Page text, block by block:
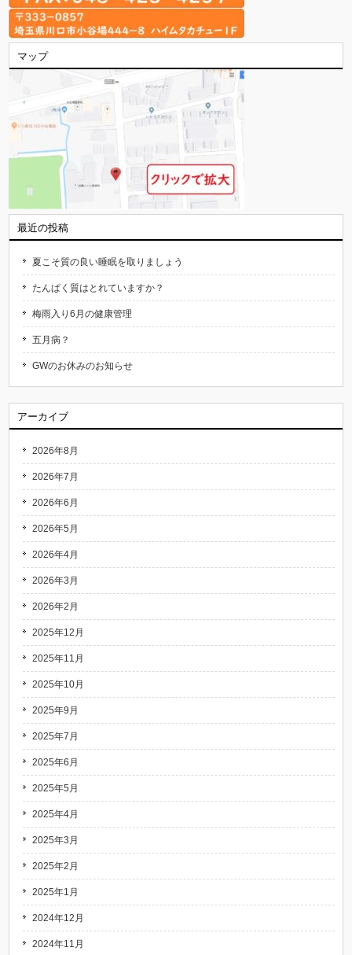
マップ
最近の投稿
夏こそ質の良い睡眠を取りましょう
たんぱく質はとれていますか？
梅雨入り6月の健康管理
五月病？
GWのお休みのお知らせ
アーカイブ
2026年8月
2026年7月
2026年6月
2026年5月
2026年4月
2026年3月
2026年2月
2025年12月
2025年11月
2025年10月
2025年9月
2025年7月
2025年6月
2025年5月
2025年4月
2025年3月
2025年2月
2025年1月
2024年12月
2024年11月